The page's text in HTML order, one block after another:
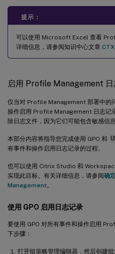
提示：
可以使用 Microsoft Excel 查看
详细信息，请参阅知识中心文章
启用 Profile Management 日
仅当对 Profile Management 部署中的
操作启用 Profile Management 日志记
除日志文件，因为它们可能包含敏感信息
本部分内容将指导您完成使用 GPO 和
有事件和操作启用日志记录的过程。
也可以使用 Citrix Studio 和
实现此目标。有关详细信息，请参阅确
Management。
使用 GPO 启用日志记录
要使用 GPO 对所有事件和操作启用
下步骤：
打开组策略管理编辑器，然后创建组